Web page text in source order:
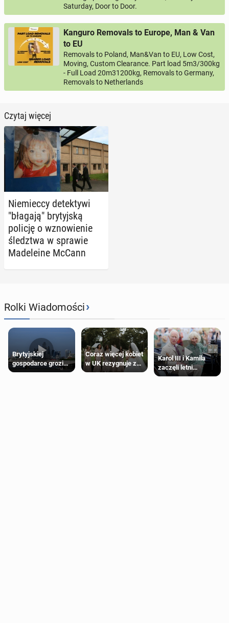
Saturday, Door to Door.
Kanguro Removals to Europe, Man & Van
to EU
Removals to Poland, Man&Van to EU, Low Cost,
Moving, Custom Clearance. Part load 5m3/300kg
- Full Load 20m31200kg, Removals to Germany,
Removals to Netherlands
Czytaj więcej
Nie­miec­cy de­tek­ty­wi
"błagają" bry­tyj­ską
policję o wzno­wie­nie
śledz­twa w sprawie
Ma­de­le­ine McCann
Rolki Wiadomości›
Brytyjskiej
gospodarce grozi
recesja, jeśli
Coraz więcej kobiet
w UK rezygnuje z
roli druhny na
Karol III i Kamila
zaczęli letni
odpoczynek po